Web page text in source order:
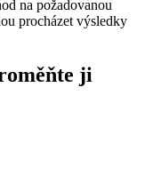
na požadovanou
procházet výsledky
ji